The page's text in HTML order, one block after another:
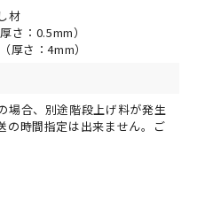
材
さ：0.5mm）
厚さ：4mm）
場合、別途階段上げ料が発生
の時間指定は出来ません。ご